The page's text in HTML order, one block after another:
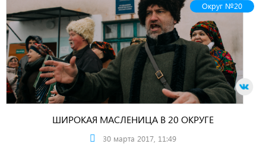
Округ №20
ШИРОКАЯ МАСЛЕНИЦА В 20 ОКРУГЕ
30 марта 2017, 11:49